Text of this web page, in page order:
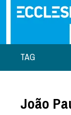
TAG
João